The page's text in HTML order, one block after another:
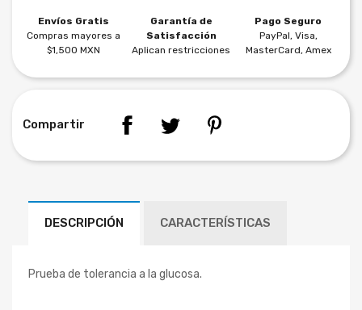
Envíos Gratis
Compras mayores a
$1,500 MXN
Garantía de
Satisfacción
Aplican restricciones
Pago Seguro
PayPal, Visa,
MasterCard, Amex
Compartir
DESCRIPCIÓN CARACTERÍSTICAS
Prueba de tolerancia a la glucosa.